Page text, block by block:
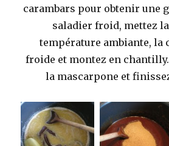
carambars pour obtenir une
saladier froid, mettez
température ambiante, la
froide et montez en
la mascarpone et